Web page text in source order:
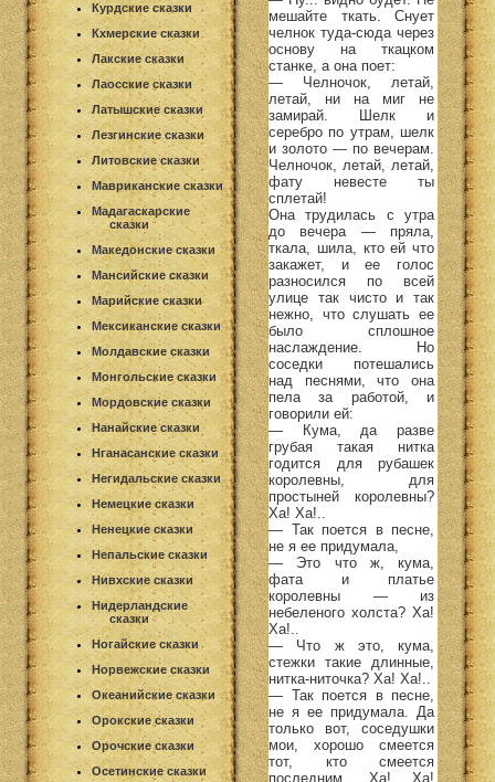
Курдские сказки
Кхмерские сказки
Лакские сказки
Лаосские сказки
Латышские сказки
Лезгинские сказки
Литовские сказки
Мавриканские сказки
Мадагаскарские
сказки
Македонские сказки
Мансийские сказки
Марийские сказки
Мексиканские сказки
Молдавские сказки
Монгольские сказки
Мордовские сказки
Нанайские сказки
Нганасанские сказки
Негидальские сказки
Немецкие сказки
Ненецкие сказки
Непальские сказки
Нивхские сказки
Нидерландские
сказки
Ногайские сказки
Норвежские сказки
Океанийские сказки
Орокские сказки
Орочские сказки
Осетинские сказки
мешайте ткать. Снует
челнок туда-сюда через
основу на ткацком
станке, а она поет:
— Челночок, летай,
летай, ни на миг не
замирай. Шелк и
серебро по утрам, шелк
и золото — по вечерам.
Челночок, летай, летай,
фату невесте ты
сплетай!
Она трудилась с утра
до вечера — пряла,
ткала, шила, кто ей что
закажет, и ее голос
разносился по всей
улице так чисто и так
нежно, что слушать ее
было сплошное
наслаждение. Но
соседки потешались
над песнями, что она
пела за работой, и
говорили ей:
— Кума, да разве
грубая такая нитка
годится для рубашек
королевны, для
простыней королевны?
Ха! Ха!..
— Так поется в песне,
не я ее придумала,
— Это что ж, кума,
фата и платье
королевны — из
небеленого холста? Ха!
Ха!..
— Что ж это, кума,
стежки такие длинные,
нитка-ниточка? Ха! Ха!..
— Так поется в песне,
не я ее придумала. Да
только вот, соседушки
мои, хорошо смеется
тот, кто смеется
последним. Ха! Ха!